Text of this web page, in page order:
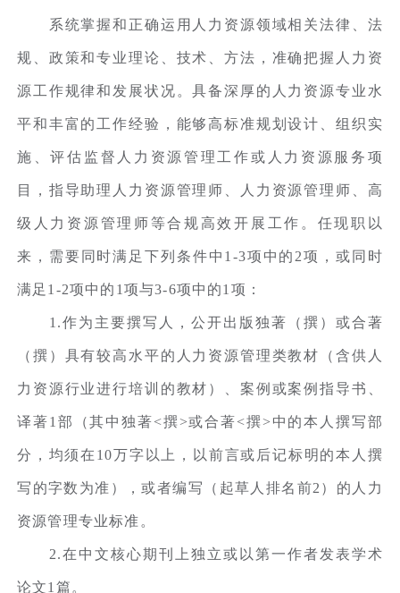
系统掌握和正确运用人力资源领域相关法律、法
规、政策和专业理论、技术、方法，准确把握人力资
源工作规律和发展状况。具备深厚的人力资源专业水
平和丰富的工作经验，能够高标准规划设计、组织实
施、评估监督人力资源管理工作或人力资源服务项
目，指导助理人力资源管理师、人力资源管理师、高
级人力资源管理师等合规高效开展工作。任现职以
来，需要同时满足下列条件中1-3项中的2项，或同时
满足1-2项中的1项与3-6项中的1项：
1.作为主要撰写人，公开出版独著（撰）或合著
（撰）具有较高水平的人力资源管理类教材（含供人
力资源行业进行培训的教材）、案例或案例指导书、
译著1部（其中独著<撰>或合著<撰>中的本人撰写部
分，均须在10万字以上，以前言或后记标明的本人撰
写的字数为准），或者编写（起草人排名前2）的人力
资源管理专业标准。
2.在中文核心期刊上独立或以第一作者发表学术
论文1篇。